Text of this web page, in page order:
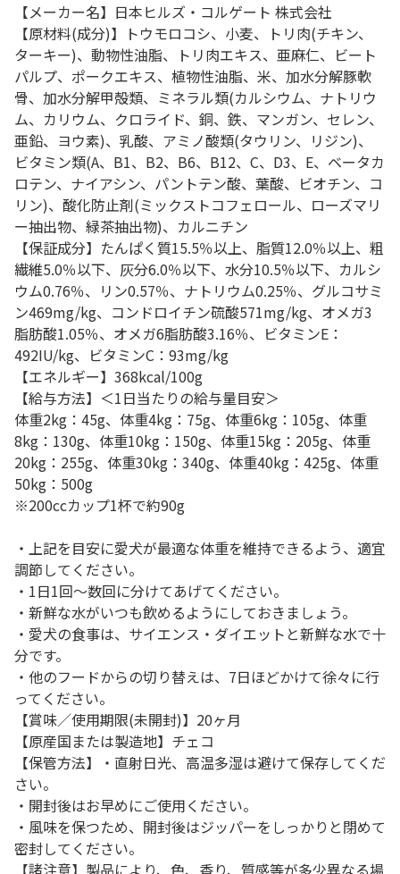
【メーカー名】日本ヒルズ・コルゲート 株式会社
【原材料(成分)】トウモロコシ、小麦、トリ肉(チキン、
ターキー)、動物性油脂、トリ肉エキス、亜麻仁、ビート
パルプ、ポークエキス、植物性油脂、米、加水分解豚軟
骨、加水分解甲殻類、ミネラル類(カルシウム、ナトリウ
ム、カリウム、クロライド、銅、鉄、マンガン、セレン、
亜鉛、ヨウ素)、乳酸、アミノ酸類(タウリン、リジン)、
ビタミン類(A、B1、B2、B6、B12、C、D3、E、ベータカ
ロテン、ナイアシン、パントテン酸、葉酸、ビオチン、コ
リン)、酸化防止剤(ミックストコフェロール、ローズマリ
ー抽出物、緑茶抽出物)、カルニチン
【保証成分】たんぱく質15.5％以上、脂質12.0％以上、粗
繊維5.0％以下、灰分6.0％以下、水分10.5％以下、カルシ
ウム0.76％、リン0.57％、ナトリウム0.25％、グルコサミ
ン469mg/kg、コンドロイチン硫酸571mg/kg、オメガ3
脂肪酸1.05％、オメガ6脂肪酸3.16％、ビタミンE：
492IU/kg、ビタミンC：93mg/kg
【エネルギー】368kcal/100g
【給与方法】＜1日当たりの給与量目安＞
体重2kg：45g、体重4kg：75g、体重6kg：105g、体重
8kg：130g、体重10kg：150g、体重15kg：205g、体重
20kg：255g、体重30kg：340g、体重40kg：425g、体重
50kg：500g
※200ccカップ1杯で約90g
・上記を目安に愛犬が最適な体重を維持できるよう、適宜
調節してください。
・1日1回～数回に分けてあげてください。
・新鮮な水がいつも飲めるようにしておきましょう。
・愛犬の食事は、サイエンス・ダイエットと新鮮な水で十
分です。
・他のフードからの切り替えは、7日ほどかけて徐々に行
ってください。
【賞味／使用期限(未開封)】20ヶ月
【原産国または製造地】チェコ
【保管方法】・直射日光、高温多湿は避けて保存してくだ
さい。
・開封後はお早めにご使用ください。
・風味を保つため、開封後はジッパーをしっかりと閉めて
密封してください。
【諸注意】製品により、色、香り、質感等が多少異なる場